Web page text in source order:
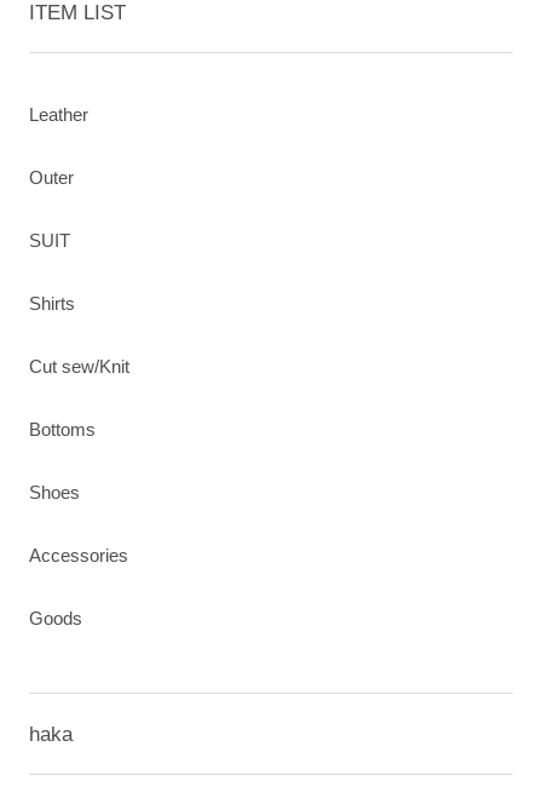
ITEM LIST
Leather
Outer
SUIT
Shirts
Cut sew/Knit
Bottoms
Shoes
Accessories
Goods
haka